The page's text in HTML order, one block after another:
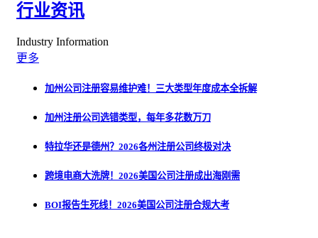
行业资讯
Industry Information
更多
加州公司注册容易维护难！三大类型年度成本全拆解
加州注册公司选错类型，每年多花数万刀
特拉华还是德州？2026各州注册公司终极对决
跨境电商大洗牌！2026美国公司注册成出海刚需
BOI报告生死线！2026美国公司注册合规大考